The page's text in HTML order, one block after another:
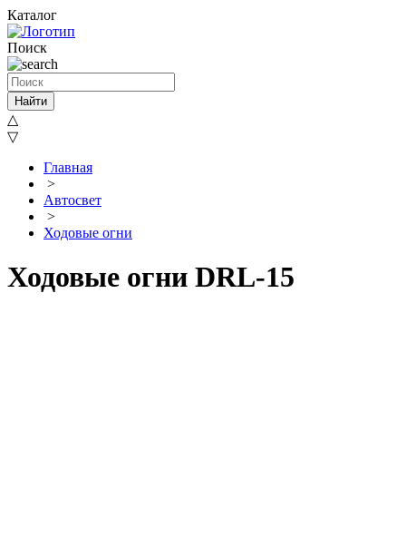
Каталог
Поиск
Найти
△
▽
Главная
>
Автосвет
>
Ходовые огни
Ходовые огни DRL-15